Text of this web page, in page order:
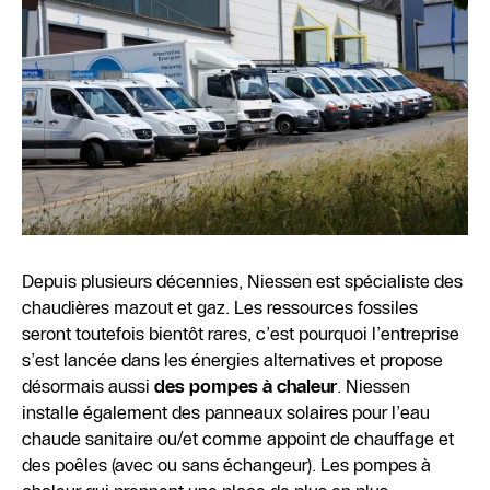
Depuis plusieurs décennies, Niessen est spécialiste des
chaudières mazout et gaz. Les ressources fossiles
seront toutefois bientôt rares, c’est pourquoi l’entreprise
s’est lancée dans les énergies alternatives et propose
désormais aussi des pompes à chaleur. Niessen
installe également des panneaux solaires pour l’eau
chaude sanitaire ou/et comme appoint de chauffage et
des poêles (avec ou sans échangeur). Les pompes à